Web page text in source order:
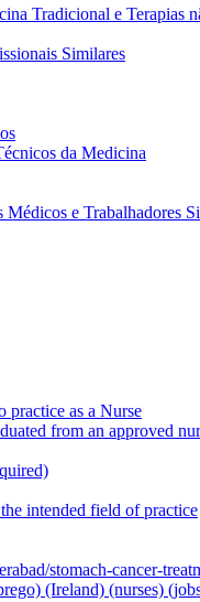
Tradicional e Terapias
Similares
da Medicina
Médicos e Trabalhadores
practice as a Nurse
from an approved
intended field of practice
stomach-cancer-
(Ireland) (nurses)